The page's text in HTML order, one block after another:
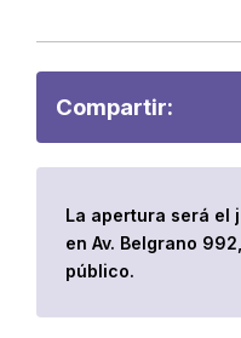
Compartir:
La apertura será el
en Av. Belgrano
público.